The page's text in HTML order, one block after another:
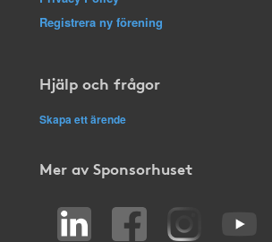
Registrera ny förening
Hjälp och frågor
Skapa ett ärende
Mer av Sponsorhuset